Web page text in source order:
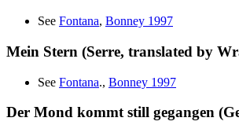
See Fontana, Bonney 1997
Mein Stern (Serre, translated by
See Fontana., Bonney 1997
Der Mond kommt still gegangen